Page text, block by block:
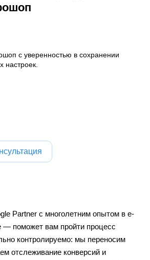
с уверенностью в сохранении
настроек.
Partner с многолетним опытом в e-
— поможет вам пройти процесс
контролируемо: мы переносим
отслеживание конверсий и